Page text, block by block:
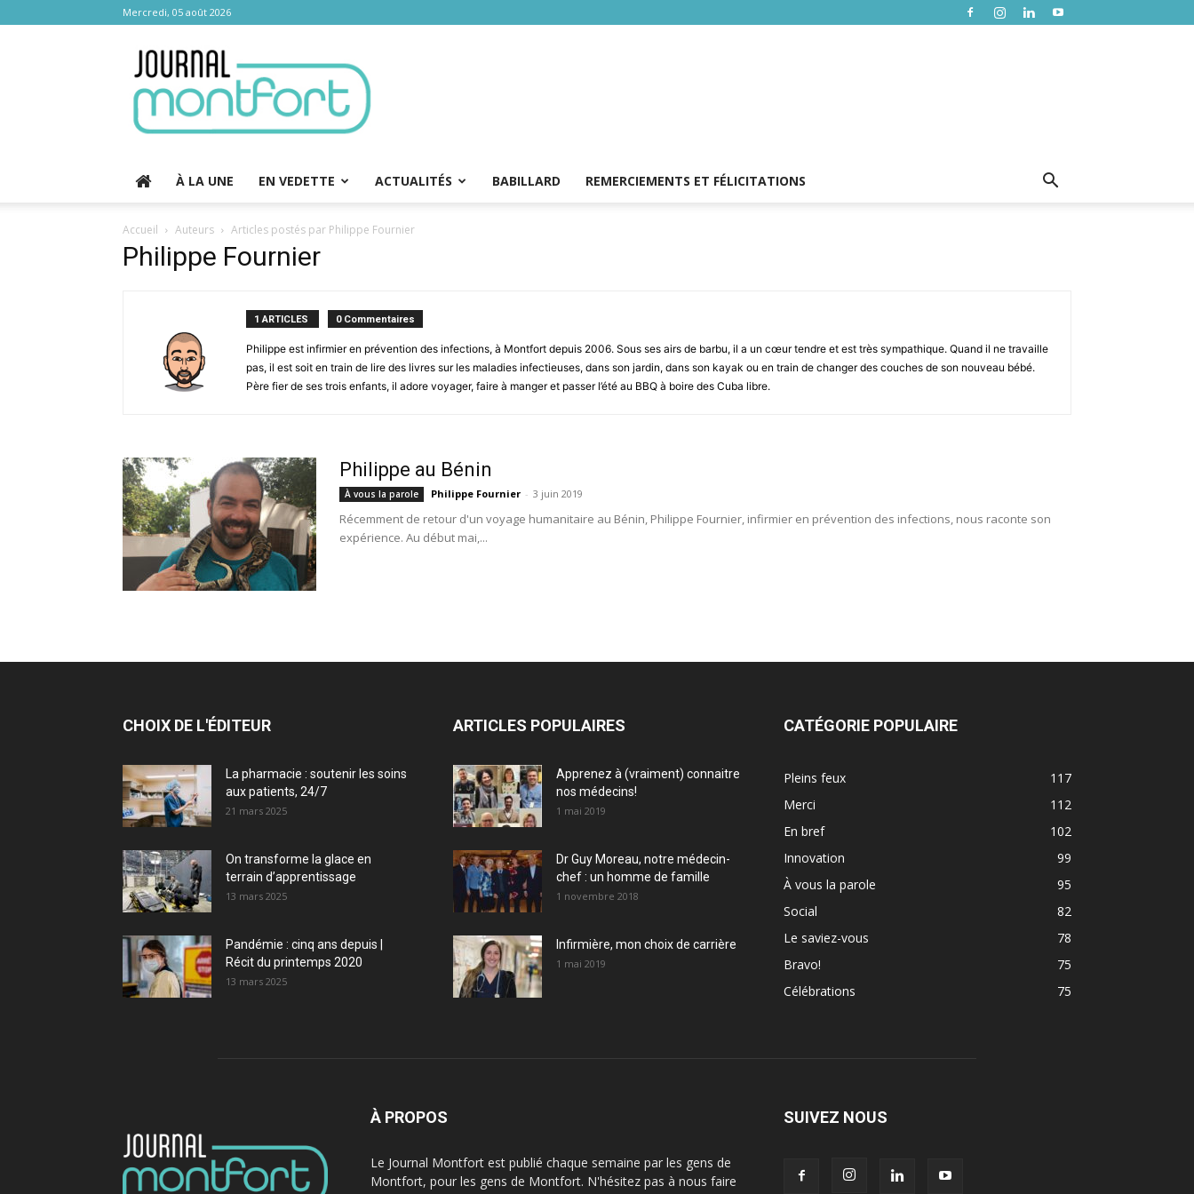
Mercredi, 05 août 2026
Montfort
À LA UNE EN VEDETTE ACTUALITÉS BABILLARD REMERCIEMENTS ET FÉLICITATIONS
Accueil Auteurs Articles postés par Philippe Fournier
Philippe Fournier
1 ARTICLES 0 Commentaires
Philippe est infirmier en prévention des infections, à Montfort depuis 2006. Sous ses airs de barbu, il a un cœur tendre et est très sympathique. Quand il ne travaille
pas, il est soit en train de lire des livres sur les maladies infectieuses, dans son jardin, dans son kayak ou en train de changer des couches de son nouveau bébé.
Père fier de ses trois enfants, il adore voyager, faire à manger et passer l’été au BBQ à boire des Cuba libre.
Philippe au Bénin
À vous la parole Philippe Fournier - 3 juin 2019
Récemment de retour d'un voyage humanitaire au Bénin, Philippe Fournier, infirmier en prévention des infections, nous raconte son
expérience. Au début mai,...
CHOIX DE L'ÉDITEUR
La pharmacie : soutenir les soins
aux patients, 24/7
21 mars 2025
On transforme la glace en
terrain d’apprentissage
13 mars 2025
Pandémie : cinq ans depuis |
Récit du printemps 2020
13 mars 2025
ARTICLES POPULAIRES
Apprenez à (vraiment) connaitre
nos médecins!
1 mai 2019
Dr Guy Moreau, notre médecin-
chef : un homme de famille
1 novembre 2018
Infirmière, mon choix de carrière
1 mai 2019
CATÉGORIE POPULAIRE
Pleins feux
117
Merci
112
En bref
102
Innovation
99
À vous la parole
95
Social
82
Le saviez-vous
78
Bravo!
75
Célébrations
75
À PROPOS
Le Journal Montfort est publié chaque semaine par les gens de
Montfort, pour les gens de Montfort. N'hésitez pas à nous faire
SUIVEZ NOUS